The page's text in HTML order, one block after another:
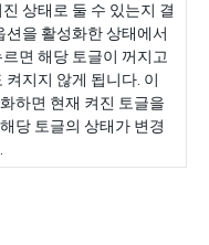
상태로 둘 수 있는지 결
션을 활성화한 상태에서
면 해당 토글이 꺼지고
켜지지 않게 됩니다. 이
하면 현재 켜진 토글을
당 토글의 상태가 변경